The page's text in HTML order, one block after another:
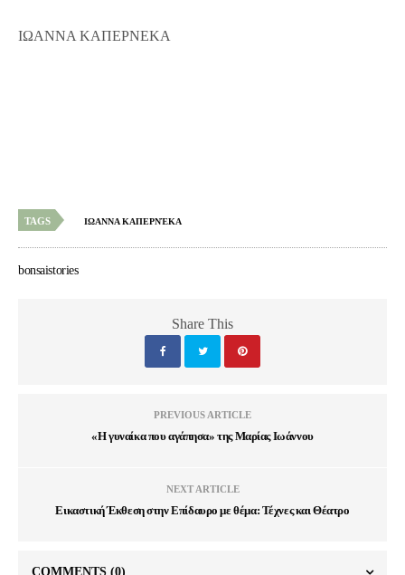
ΙΩΑΝΝΑ ΚΑΠΕΡΝΕΚΑ
TAGS ΙΩΑΝΝΑ ΚΑΠΕΡΝΈΚΑ
bonsaistories
Share This
PREVIOUS ARTICLE
«Η γυναίκα που αγάπησα» της Μαρίας Ιωάννου
NEXT ARTICLE
Εικαστική Έκθεση στην Επίδαυρο με θέμα: Τέχνες και Θέατρο
COMMENTS (0)